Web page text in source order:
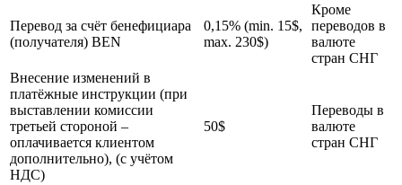
Перевод за счёт бенефициара
(получателя) BEN
0,15% (min. 15$,
max. 230$)
Кроме
переводов в
валюте
стран СНГ
Внесение изменений в
платёжные инструкции (при
выставлении комиссии
третьей стороной –
оплачивается клиентом
дополнительно), (с учётом
НДС)
50$
Переводы в
валюте
стран СНГ